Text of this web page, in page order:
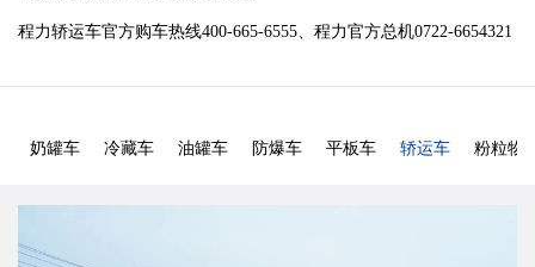
程力轿运车官方购车热线400-665-6555、程力官方总机0722-6654321
奶罐车 冷藏车 油罐车 防爆车 平板车 轿运车 粉粒物